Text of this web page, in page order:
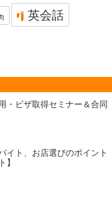
英会話
・ビザ取得セミナー＆合同
イト、お店選びのポイント
】